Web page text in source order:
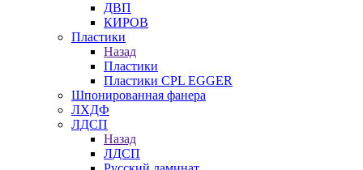
ДВП
КИРОВ
Пластики
Назад
Пластики
Пластики CPL EGGER
Шпонированная фанера
ЛХДФ
ЛДСП
Назад
ЛДСП